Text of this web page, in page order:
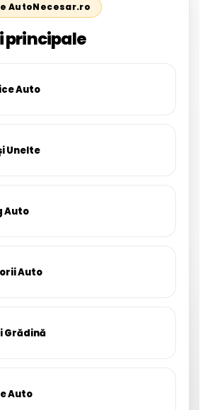
AutoNecesar.ro
principale
Auto
Unelte
Auto
Auto
Grădină
Auto